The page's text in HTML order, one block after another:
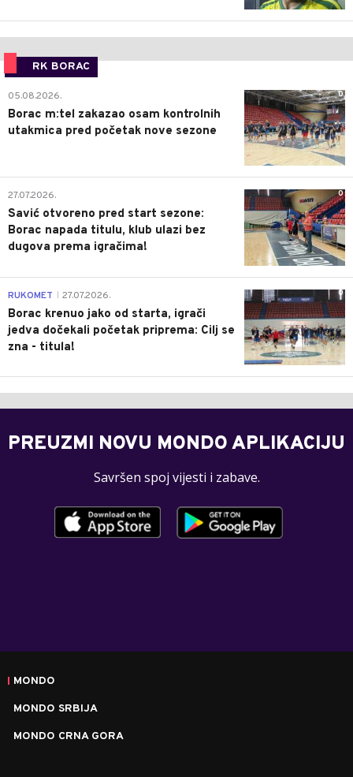
RK BORAC
0
05.08.2026.
Borac m:tel zakazao osam kontrolnih
utakmica pred početak nove sezone
0
27.07.2026.
Savić otvoreno pred start sezone:
Borac napada titulu, klub ulazi bez
dugova prema igračima!
0
RUKOMET 27.07.2026.
Borac krenuo jako od starta, igrači
jedva dočekali početak priprema: Cilj se
zna - titula!
PREUZMI NOVU MONDO APLIKACIJU
Savršen spoj vijesti i zabave.
MONDO
MONDO SRBIJA
MONDO CRNA GORA